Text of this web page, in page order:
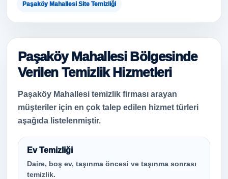
Paşaköy Mahallesi Site Temizliği
Paşaköy Mahallesi Bölgesinde
Verilen Temizlik Hizmetleri
Paşaköy Mahallesi temizlik firması arayan
müşteriler için en çok talep edilen hizmet türleri
aşağıda listelenmiştir.
Ev Temizliği
Daire, boş ev, taşınma öncesi ve taşınma sonrası
temizlik.